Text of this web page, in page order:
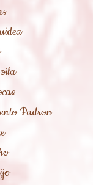
Padron